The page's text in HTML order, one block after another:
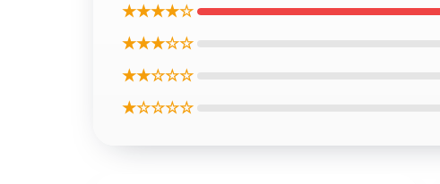
★★★★☆
★★★☆☆
★★☆☆☆
★☆☆☆☆